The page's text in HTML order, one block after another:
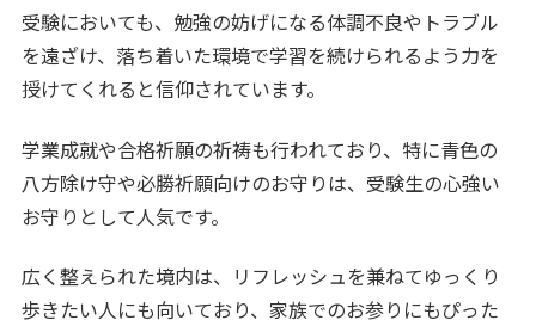
受験においても、勉強の妨げになる体調不良やトラブル
を遠ざけ、落ち着いた環境で学習を続けられるよう力を
授けてくれると信仰されています。
学業成就や合格祈願の祈祷も行われており、特に青色の
八方除け守や必勝祈願向けのお守りは、受験生の心強い
お守りとして人気です。
広く整えられた境内は、リフレッシュを兼ねてゆっくり
歩きたい人にも向いており、家族でのお参りにもぴった